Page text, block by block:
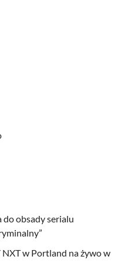
do obsady serialu
w Portland na żywo w